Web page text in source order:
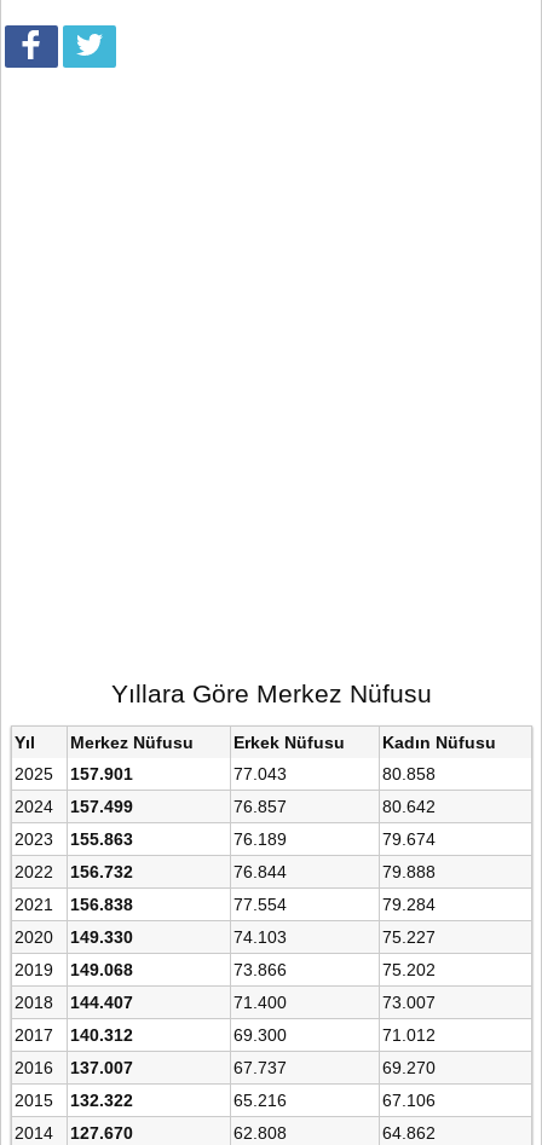
Yıllara Göre Merkez Nüfusu
Yıl Merkez Nüfusu Erkek Nüfusu
Kadın Nüfusu
2025
157.901 77.043
80.858
2024
157.499 76.857
80.642
2023
155.863 76.189
79.674
2022
156.732 76.844
79.888
2021
156.838 77.554
79.284
2020
149.330 74.103
75.227
2019
149.068 73.866
75.202
2018
144.407 71.400
73.007
2017
140.312 69.300
71.012
2016
137.007 67.737
69.270
2015
132.322 65.216
67.106
2014
127.670 62.808
64.862